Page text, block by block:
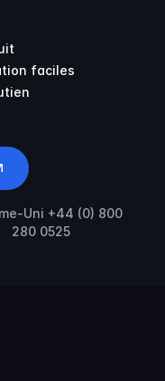
faciles
Uni +44 (0) 800
280 0525